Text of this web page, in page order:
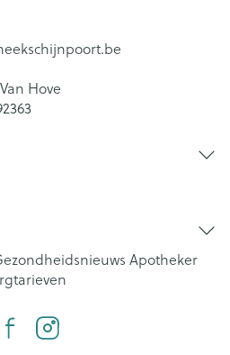
Hove
Apotheker